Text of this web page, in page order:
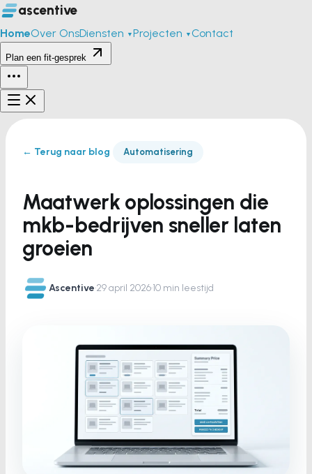
ascentive
HomeOver OnsDiensten ▼Projecten ▼Contact
Plan een fit-gesprek
← Terug naar blog Automatisering
Maatwerk oplossingen die
mkb-bedrijven sneller laten
groeien
Ascentive·29 april 2026·10 min leestijd